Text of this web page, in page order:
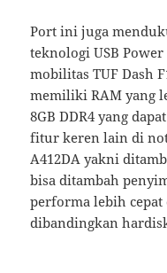
Port ini juga
teknologi USB
mobilitas TUF Dash
memiliki RAM yang
8GB DDR4 yang
fitur keren lain di
A412DA yakni
bisa ditambah
performa lebih
dibandingkan